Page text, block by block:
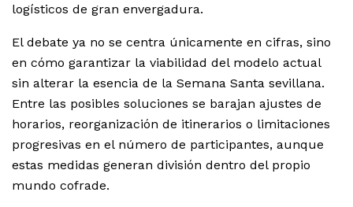
logísticos de gran envergadura.
El debate ya no se centra únicamente en cifras, sino
en cómo garantizar la viabilidad del modelo actual
sin alterar la esencia de la Semana Santa sevillana.
Entre las posibles soluciones se barajan ajustes de
horarios, reorganización de itinerarios o limitaciones
progresivas en el número de participantes, aunque
estas medidas generan división dentro del propio
mundo cofrade.